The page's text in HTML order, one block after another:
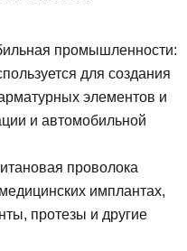
промышленности:
для создания
элементов и
и автомобильной
проволока
имплантах,
протезы и другие